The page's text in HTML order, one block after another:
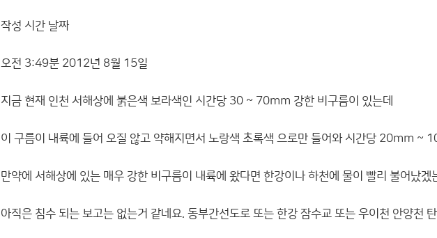
작성 시간 날짜
오전 3:49분 2012년 8월 15일
지금 현재 인천 서해상에 붉은색 보라색인 시간당 30 ~ 70mm 강한 비구름이 있는데
이 구름이 내륙에 들어 오질 않고 약해지면서 노랑색 초록색 으로만 들어와 시간당 20mm ~
만약에 서해상에 있는 매우 강한 비구름이 내륙에 왔다면 한강이나 하천에 물이 빨리 불어났겠
아직은 침수 되는 보고는 없는거 같네요. 동부간선도로 또는 한강 잠수교 또는 우이천 안양천